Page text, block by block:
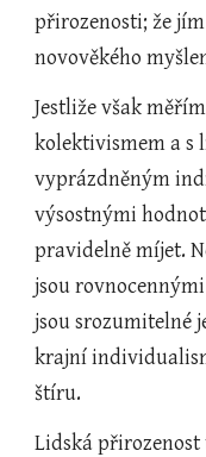
přirozenosti; že
novověkého
Jestliže však
kolektivismem a s
vyprázdněným
výsostnými
pravidelně míjet.
jsou
jsou srozumitelné
krajní
štíru.
Lidská